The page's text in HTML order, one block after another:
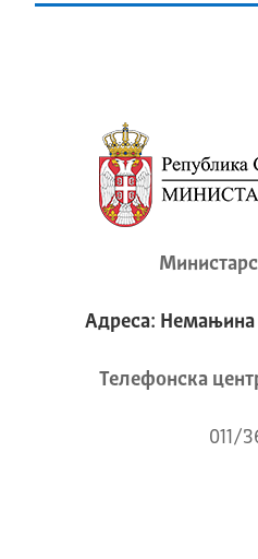
Адреса: Немањина
Телeфонска
011/